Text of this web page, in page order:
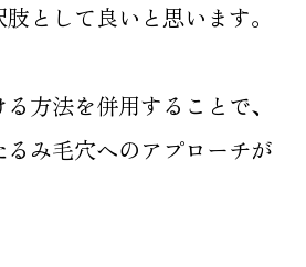
として良いと思います。
方法を併用することで、
み毛穴へのアプローチが